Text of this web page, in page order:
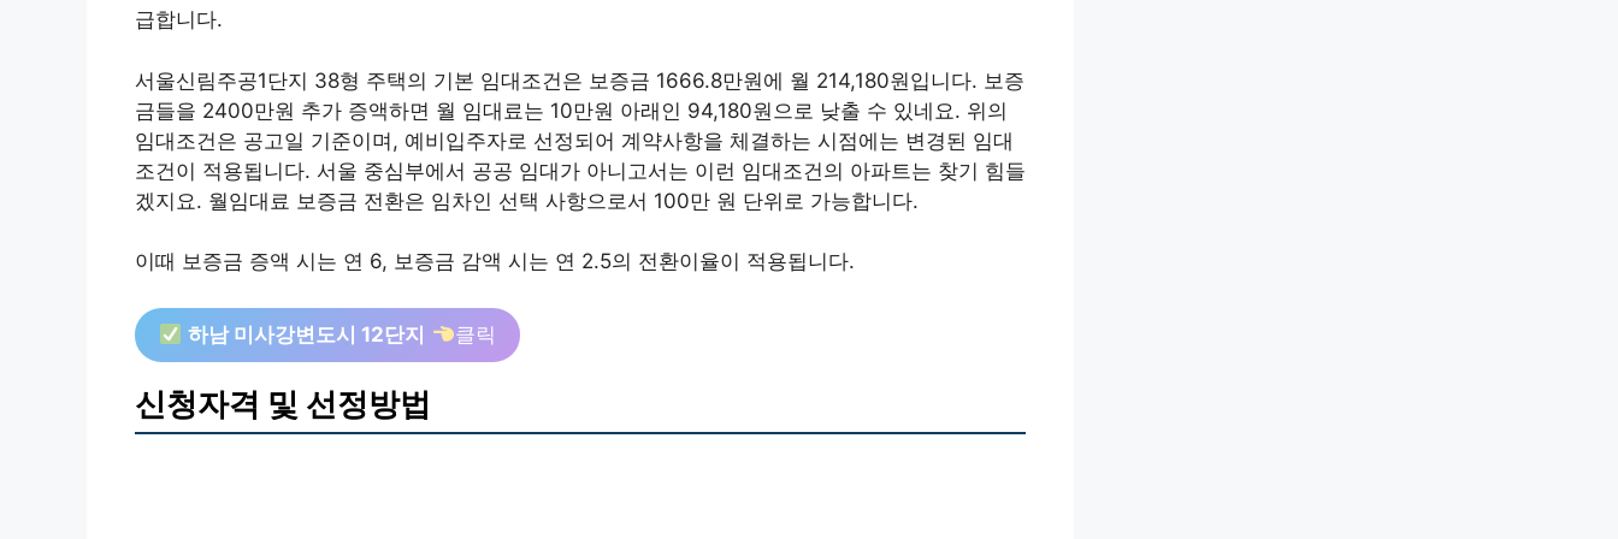
급합니다.
서울신림주공1단지 38형 주택의 기본 임대조건은 보증금 1666.8만원에 월 214,180원입니다. 보증
금들을 2400만원 추가 증액하면 월 임대료는 10만원 아래인 94,180원으로 낮출 수 있네요. 위의
임대조건은 공고일 기준이며, 예비입주자로 선정되어 계약사항을 체결하는 시점에는 변경된 임대
조건이 적용됩니다. 서울 중심부에서 공공 임대가 아니고서는 이런 임대조건의 아파트는 찾기 힘들
겠지요. 월임대료 보증금 전환은 임차인 선택 사항으로서 100만 원 단위로 가능합니다.
이때 보증금 증액 시는 연 6, 보증금 감액 시는 연 2.5의 전환이율이 적용됩니다.
하남 미사강변도시 12단지 클릭
신청자격 및 선정방법